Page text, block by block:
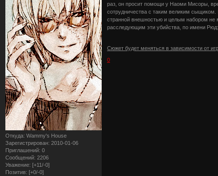
Откуда: Wammy's House
Зарегистрирован: 2010-01-06
Приглашений: 0
Сообщений: 2206
Уважение: [+11/-0]
Позитив: [+0/-0]
раз, он просит помощи у Наоми Мисоры,
сотрудничества с таким великим
странной внешностью и целым набором не
расследующим эти убийства, по имени
Сюжет будет меняться в зависимости от
0